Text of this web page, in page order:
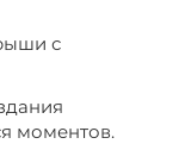
с
моментов.